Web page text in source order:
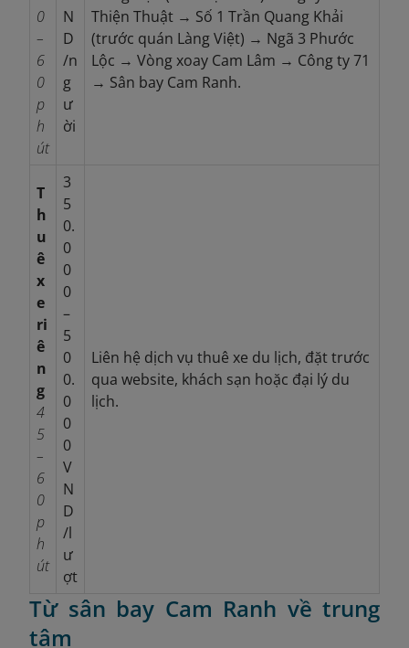
0
–
6
0
p
h
út
N
D
/n
g
ư
ời
Thiện Thuật → Số 1 Trần Quang Khải
(trước quán Làng Việt) → Ngã 3 Phước
Lộc → Vòng xoay Cam Lâm → Công ty 71
→ Sân bay Cam Ranh.
T
h
u
ê
x
e
ri
ê
n
g
4
5
–
6
0
p
h
út
3
5
0.
0
0
0
–
5
0
0.
0
0
0
V
N
D
/l
ư
ợt
Liên hệ dịch vụ thuê xe du lịch, đặt trước
qua website, khách sạn hoặc đại lý du
lịch.
Từ sân bay Cam Ranh về trung
tâm